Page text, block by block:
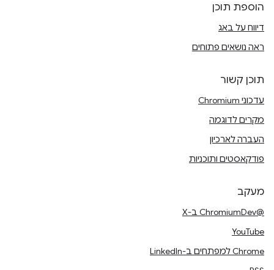
הוספת תוכן
דיווח על באג
ראה נושאים פתוחים
תוכן קשור
עדכוני Chromium
מקרים לדוגמה
העברה לארכיון
פודקאסטים ותוכניות
מעקב
@ChromiumDev ב-X
YouTube
Chrome למפתחים ב-LinkedIn